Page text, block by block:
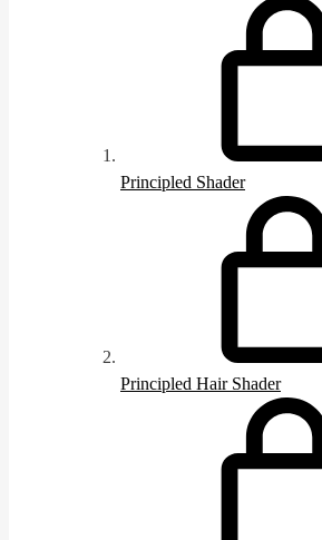
Principled Shader
Principled Hair Shader